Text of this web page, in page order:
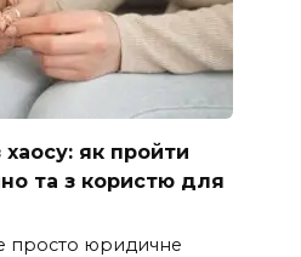
як пройти
та з користю для
просто юридичне